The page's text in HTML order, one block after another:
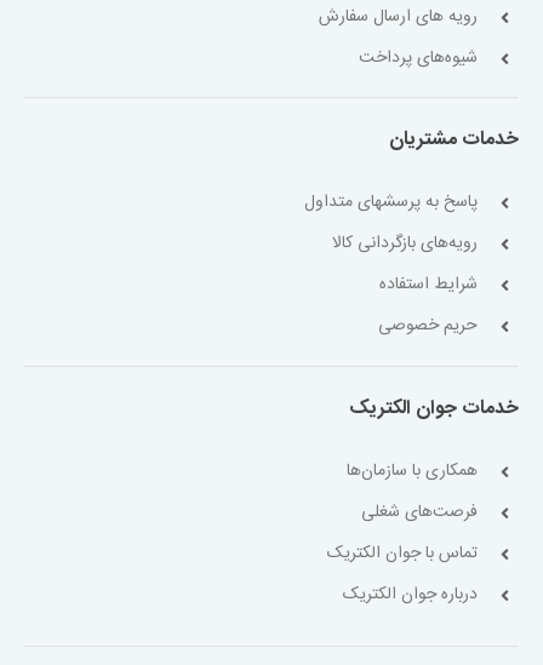
رویه های ارسال سفارش
شیوه‌های پرداخت
خدمات مشتریان
پاسخ به پرسشهای متداول
رویه‌های بازگردانی کالا
شرایط استفاده
حریم خصوصی
خدمات جوان الکتریک
همکاری با سازمان‌ها
فرصت‌های شغلی
تماس با جوان الکتریک
درباره جوان الکتریک